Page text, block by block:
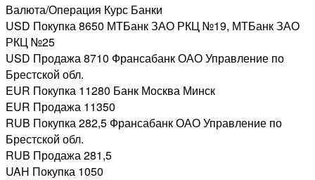
Валюта/Операция Курс Банки
USD Покупка 8650 МТБанк ЗАО РКЦ №19, МТБанк ЗАО
РКЦ №25
USD Продажа 8710 Франсабанк ОАО Управление по
Брестской обл.
EUR Покупка 11280 Банк Москва Минск
EUR Продажа 11350
RUB Покупка 282,5 Франсабанк ОАО Управление по
Брестской обл.
RUB Продажа 281,5
UAH Покупка 1050